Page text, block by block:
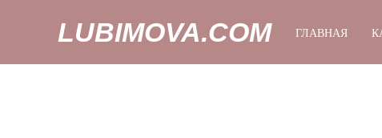
LUBIMOVA.COM ГЛАВНАЯ